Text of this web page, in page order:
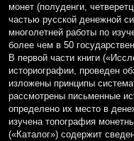
монет (полуденги,
частью русской денежной
многолетней работы по
более чем в 50
В первой части книги
историографии, проведен
изложены принципы
рассмотрены письменные
определено их место в
изучена топография
(«Каталог») содержит